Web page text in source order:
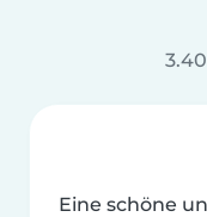
Eine schöne